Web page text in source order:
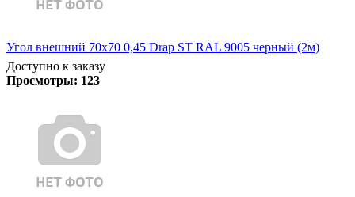
Угол внешний 70х70 0,45 Drap ST RAL 9005 черный (2м)
Доступно к заказу
Просмотры: 123